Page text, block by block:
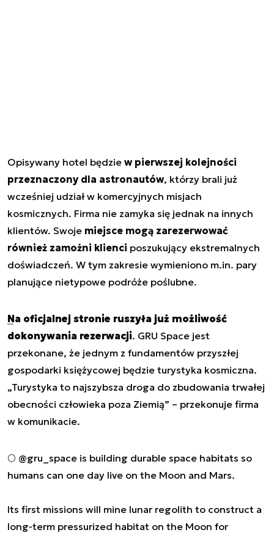
Opisywany hotel będzie w pierwszej kolejności
przeznaczony dla astronautów, którzy brali już
wcześniej udział w komercyjnych misjach
kosmicznych. Firma nie zamyka się jednak na innych
klientów. Swoje miejsce mogą zarezerwować
również zamożni klienci poszukujący ekstremalnych
doświadczeń. W tym zakresie wymieniono m.in. pary
planujące nietypowe podróże poślubne.
Na oficjalnej stronie ruszyła już możliwość
dokonywania rezerwacji. GRU Space jest
przekonane, że jednym z fundamentów przyszłej
gospodarki księżycowej będzie turystyka kosmiczna.
„Turystyka to najszybsza droga do zbudowania trwałej
obecności człowieka poza Ziemią” – przekonuje firma
w komunikacie.
🌕 @gru_space is building durable space habitats so
humans can one day live on the Moon and Mars.
Its first missions will mine lunar regolith to construct a
long-term pressurized habitat on the Moon for